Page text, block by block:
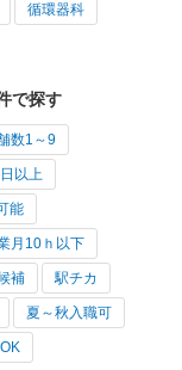
循環器科
で探す
数1～9
以上
能
月10ｈ以下
補 駅チカ
夏～秋入職可